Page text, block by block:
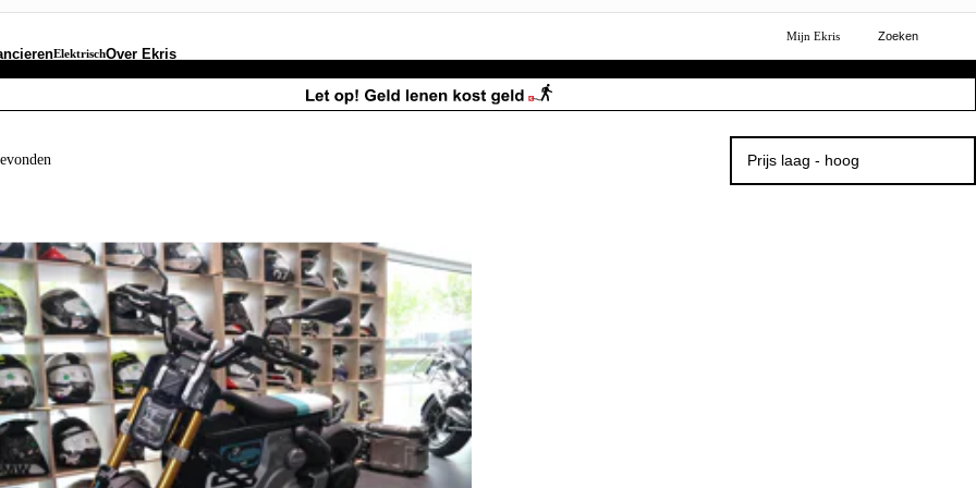
ElektrischOver Ekris
Mijn Ekris Zoeken